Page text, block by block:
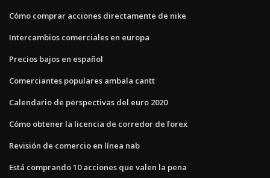
Cómo comprar acciones directamente de nike
Intercambios comerciales en europa
Precios bajos en español
Comerciantes populares ambala cantt
Calendario de perspectivas del euro 2020
Cómo obtener la licencia de corredor de forex
Revisión de comercio en línea nab
Está comprando 10 acciones que valen la pena